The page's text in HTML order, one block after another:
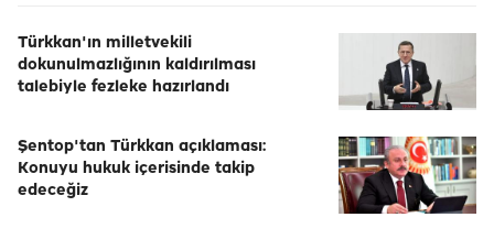
Türkkan'ın milletvekili
dokunulmazlığının kaldırılması
talebiyle fezleke hazırlandı
Şentop'tan Türkkan açıklaması:
Konuyu hukuk içerisinde takip
edeceğiz